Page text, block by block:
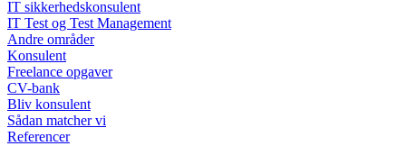
IT sikkerhedskonsulent
IT Test og Test Management
Andre områder
Konsulent
Freelance opgaver
CV-bank
Bliv konsulent
Sådan matcher vi
Referencer